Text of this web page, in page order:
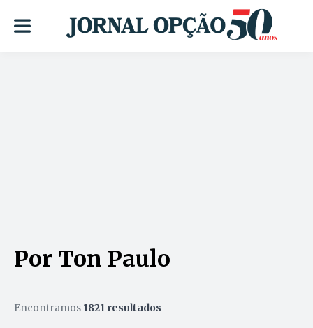
Por Ton Paulo
Encontramos 1821 resultados